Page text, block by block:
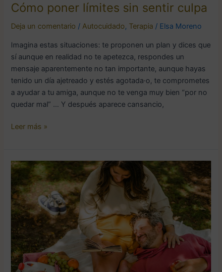
Cómo poner límites sin sentir culpa
Deja un comentario /Autocuidado, Terapia / Elsa Moreno
Imagina estas situaciones: te proponen un plan y dices que
sí aunque en realidad no te apetezca, respondes un
mensaje aparentemente no tan importante, aunque hayas
tenido un día ajetreado y estés agotada·o, te comprometes
a ayudar a tu amiga, aunque no te venga muy bien “por no
quedar mal” … Y después aparece cansancio,
Leer más »
Amor
vs
dependencia
emocional:
cómo
reconocer
la
diferencia